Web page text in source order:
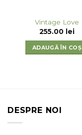
Vintage Love
255.00
lei
ADAUGĂ ÎN COȘ
DESPRE NOI